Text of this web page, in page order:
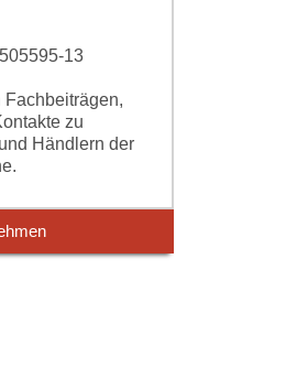
13
Fachbeiträgen,
zu
Händlern der